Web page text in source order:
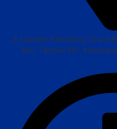
Jl. Inspeksi Kalimalang, Grand
Kec. Tambun Sel.,